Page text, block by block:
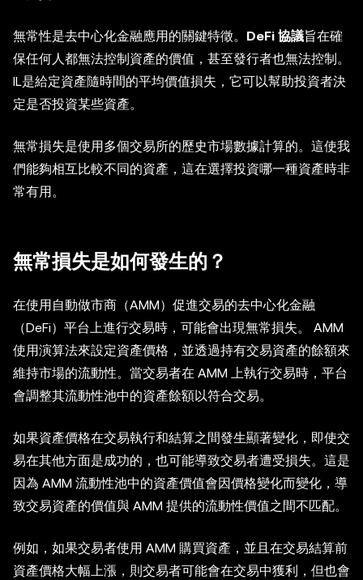
無常性是去中心化金融應用的關鍵特徵。 DeFi 協議旨在確
保任何人都無法控制資產的價值，甚至發行者也無法控制。
IL是給定資產隨時間的平均價值損失，它可以幫助投資者決
定是否投資某些資產。
無常損失是使用多個交易所的歷史市場數據計算的。這使我
們能夠相互比較不同的資產，這在選擇投資哪一種資產時非
常有用。
無常損失是如何發生的？
在使用自動做市商（AMM）促進交易的去中心化金融
（DeFi）平台上進行交易時，可能會出現無常損失。 AMM
使用演算法來設定資產價格，並透過持有交易資產的餘額來
維持市場的流動性。當交易者在 AMM 上執行交易時，平台
會調整其流動性池中的資產餘額以符合交易。
如果資產價格在交易執行和結算之間發生顯著變化，即使交
易在其他方面是成功的，也可能導致交易者遭受損失。這是
因為 AMM 流動性池中的資產價值會因價格變化而變化，導
致交易資產的價值與 AMM 提供的流動性價值之間不匹配。
例如，如果交易者使用 AMM 購買資產，並且在交易結算前
資產價格大幅上漲，則交易者可能會在交易中獲利，但也會